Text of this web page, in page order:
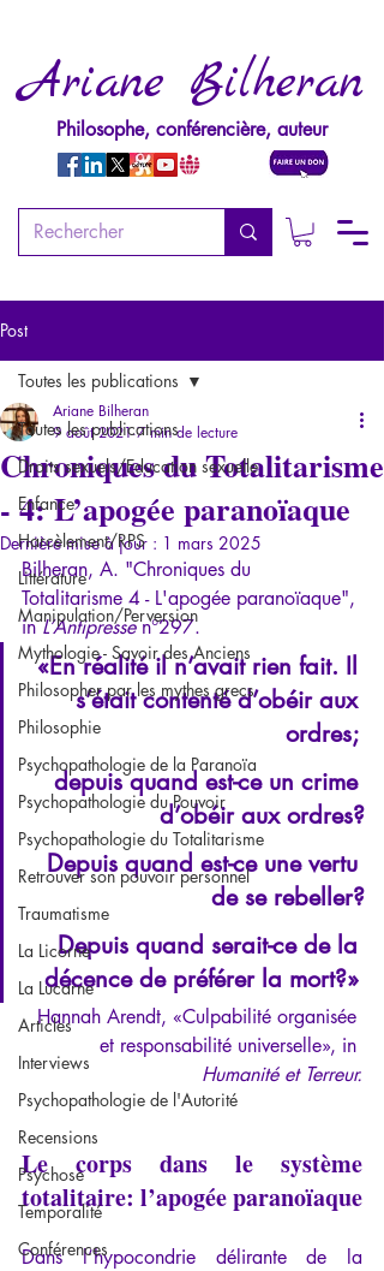
Ariane Bilheran
Philosophe, conférencière, auteur
Post
Toutes les publications
Droits sexuels/Education sexuelle
Enfance
Harcèlement/RPS
Littérature
Manipulation/Perversion
Mythologie - Savoir des Anciens
Philosopher par les mythes grecs
Philosophie
Psychopathologie de la Paranoïa
Psychopathologie du Pouvoir
Psychopathologie du Totalitarisme
Retrouver son pouvoir personnel
Traumatisme
La Licorne
La Lucarne
Articles
Interviews
Psychopathologie de l'Autorité
Recensions
Psychose
Temporalité
Conférences
Toutes les publications
Chroniques du Totalitarisme
- 4: L’apogée paranoïaque
Ariane Bilheran
9 août 2021 7 min de lecture
Dernière mise à jour : 1 mars 2025
Bilheran, A. "Chroniques du
Totalitarisme 4 - L'apogée paranoïaque",
in L’Antipresse n°297.
«En réalité il n’avait rien fait. Il
s’était contenté d’obéir aux
ordres;
depuis quand est-ce un crime
d’obéir aux ordres?
Depuis quand est-ce une vertu
de se rebeller?
Depuis quand serait-ce de la
décence de préférer la mort?»
Hannah Arendt, «Culpabilité organisée
et responsabilité universelle», in
Humanité et Terreur.
Le corps dans le système
totalitaire: l’apogée paranoïaque
Dans l’hypocondrie délirante de la